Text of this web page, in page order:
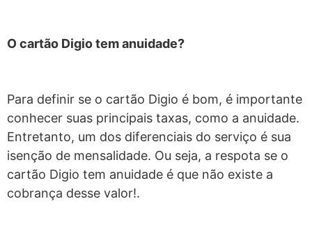
O cartão Digio tem anuidade?
Para definir se o cartão Digio é bom, é importante
conhecer suas principais taxas, como a anuidade.
Entretanto, um dos diferenciais do serviço é sua
isenção de mensalidade. Ou seja, a respota se o
cartão Digio tem anuidade é que não existe a
cobrança desse valor!.